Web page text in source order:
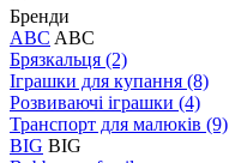
Бренди
ABC ABC
Брязкальця (2)
Іграшки для купання (8)
Розвиваючі іграшки (4)
Транспорт для малюків (9)
BIG BIG